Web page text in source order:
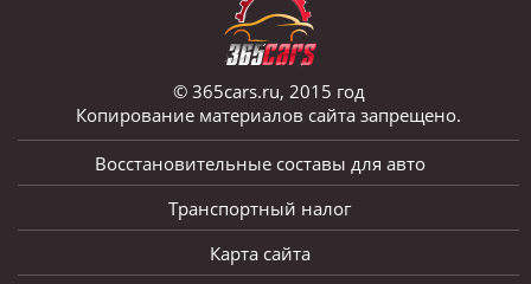
© 365cars.ru, 2015 год
Копирование материалов сайта запрещено.
Восстановительные составы для авто
Транспортный налог
Карта сайта